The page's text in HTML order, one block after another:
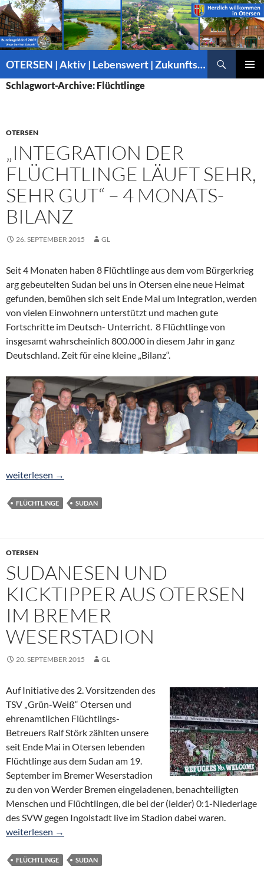
OTERSEN | Aktiv | Lebenswert | Zukunftsorientiert – mitten in Niedersachsen
INHALT
Schlagwort-Archive: Flüchtlinge
OTERSEN
„INTEGRATION DER
FLÜCHTLINGE LÄUFT SEHR,
SEHR GUT“ – 4 MONATS-
BILANZ
26. SEPTEMBER 2015 GL
Seit 4 Monaten haben 8 Flüchtlinge aus dem vom Bürgerkrieg
arg gebeutelten Sudan bei uns in Otersen eine neue Heimat
gefunden, bemühen sich seit Ende Mai um Integration, werden
von vielen Einwohnern unterstützt und machen gute
Fortschritte im Deutsch- Unterricht. 8 Flüchtlinge von
insgesamt wahrscheinlich 800.000 in diesem Jahr in ganz
Deutschland. Zeit für eine kleine „Bilanz“.
„Integration der Flüchtlinge läuft sehr, sehr gut“ – 4 Monats-
weiterlesen →
FLÜCHTLINGE SUDAN
OTERSEN
SUDANESEN UND
KICKTIPPER AUS OTERSEN
IM BREMER
WESERSTADION
20. SEPTEMBER 2015 GL
Auf Initiative des 2. Vorsitzenden des
TSV „Grün-Weiß“ Otersen und
ehrenamtlichen Flüchtlings-
Betreuers Ralf Störk zählten unsere
seit Ende Mai in Otersen lebenden
Flüchtlinge aus dem Sudan am 19.
September im Bremer Weserstadion
zu den von Werder Bremen eingeladenen, benachteiligten
Menschen und Flüchtlingen, die bei der (leider) 0:1-Niederlage
des SVW gegen Ingolstadt live im Stadion dabei waren.
Sudanesen und Kicktipper aus Otersen im Bremer
weiterlesen →
FLÜCHTLINGE SUDAN